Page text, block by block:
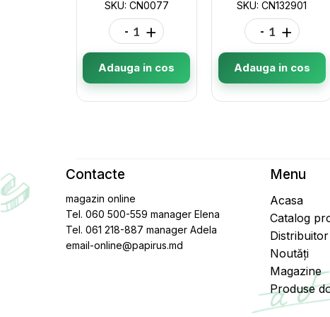
SKU: CN0077
- +
Adauga in cos
SKU: CN132901
- +
Adauga in cos
Contacte
magazin online
Tel. 060 500-559 manager Elena
Tel. 061 218-887 manager Adela
email-online@papirus.md
Menu
Acasa
Catalog
Distribuitor
Noutăți
Magazine
Produse